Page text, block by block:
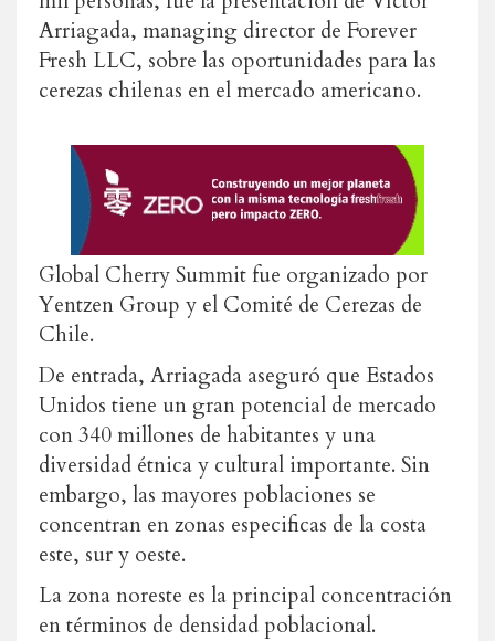
Arriagada, managing director de Forever
Fresh LLC, sobre las oportunidades para las
cerezas chilenas en el mercado americano.
Global Cherry Summit fue organizado por
Yentzen Group y el Comité de Cerezas de
Chile.
De entrada, Arriagada aseguró que Estados
Unidos tiene un gran potencial de mercado
con340 millones de habitantes y una
diversidad étnica y cultural importante. Sin
embargo, las mayores poblaciones se
concentran en zonas especificas de la costa
este, sur y oeste.
La zona noreste es la principal concentración
en términos de densidad poblacional.